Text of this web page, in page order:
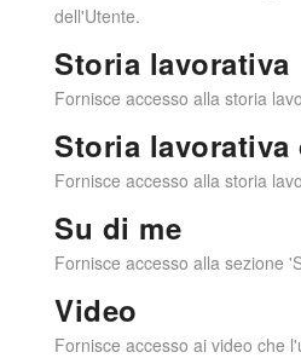
dell'Utente.
Storia lavorativa
Fornisce accesso alla storia
Storia lavorativa
Fornisce accesso alla storia
Su di me
Fornisce accesso alla sezione
Video
Fornisce accesso ai video che